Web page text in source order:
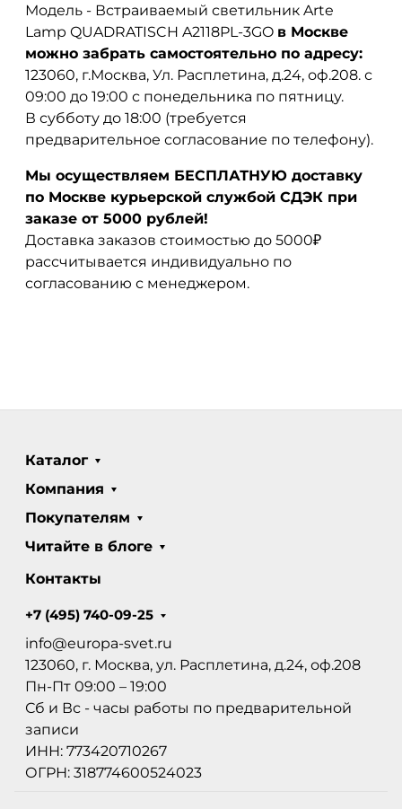
Модель - Встраиваемый светильник Arte
Lamp QUADRATISCH A2118PL-3GO в Москве
можно забрать самостоятельно по адресу:
123060, г.Москва, Ул. Расплетина, д.24, оф.208. с
09:00 до 19:00 с понедельника по пятницу.
В субботу до 18:00 (требуется
предварительное согласование по телефону).
Мы осуществляем БЕСПЛАТНУЮ доставку
по Москве курьерской службой СДЭК при
заказе от 5000 рублей!
Доставка заказов стоимостью до 5000₽
рассчитывается индивидуально по
согласованию с менеджером.
Каталог
Компания
Покупателям
Читайте в блоге
Контакты
+7 (495) 740-09-25
info@europa-svet.ru
123060, г. Москва, ул. Расплетина, д.24, оф.208
Пн-Пт 09:00 – 19:00
Сб и Вс - часы работы по предварительной
записи
ИНН: 773420710267
ОГРН: 318774600524023